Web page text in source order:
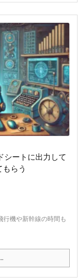
シートに出力して
らう
行機や新幹線の時間も